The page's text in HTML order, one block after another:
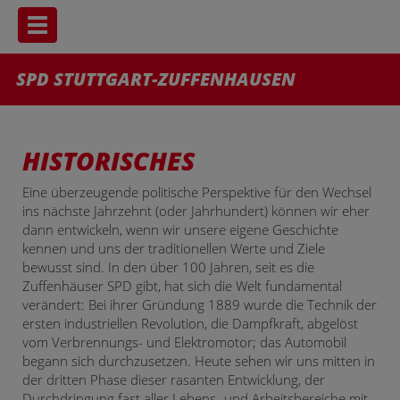
Toggle navigation
SPD STUTTGART-ZUFFENHAUSEN
HISTORISCHES
Eine überzeugende politische Perspektive für den Wechsel
ins nächste Jahrzehnt (oder Jahrhundert) können wir eher
dann entwickeln, wenn wir unsere eigene Geschichte
kennen und uns der traditionellen Werte und Ziele
bewusst sind. In den über 100 Jahren, seit es die
Zuffenhäuser SPD gibt, hat sich die Welt fundamental
verändert: Bei ihrer Gründung 1889 wurde die Technik der
ersten industriellen Revolution, die Dampfkraft, abgelöst
vom Verbrennungs- und Elektromotor; das Automobil
begann sich durchzusetzen. Heute sehen wir uns mitten in
der dritten Phase dieser rasanten Entwicklung, der